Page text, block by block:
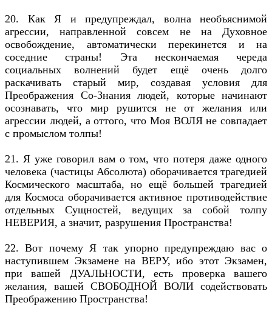
20. Как Я и предупреждал, волна необъяснимой
агрессии, направленной совсем не на Духовное
освобождение, автоматически перекинется и на
соседние страны! Эта нескончаемая череда
социальных волнений будет ещё очень долго
раскачивать старый мир, создавая условия для
Преображения Со-Знания людей, которые начинают
осознавать, что мир рушится не от желания или
агрессии людей, а оттого, что Моя ВОЛЯ не совпадает
с промыслом толпы!
21. Я уже говорил вам о том, что потеря даже одного
человека (частицы Абсолюта) оборачивается трагедией
Космического масштаба, но ещё большей трагедией
для Космоса оборачивается активное противодействие
отдельных Сущностей, ведущих за собой толпу
НЕВЕРИЯ, а значит, разрушения Пространства!
22. Вот почему Я так упорно предупреждаю вас о
наступившем Экзамене на ВЕРУ, ибо этот Экзамен,
при вашей ДУАЛЬНОСТИ, есть проверка вашего
желания, вашей СВОБОДНОЙ ВОЛИ содействовать
Преображению Пространства!